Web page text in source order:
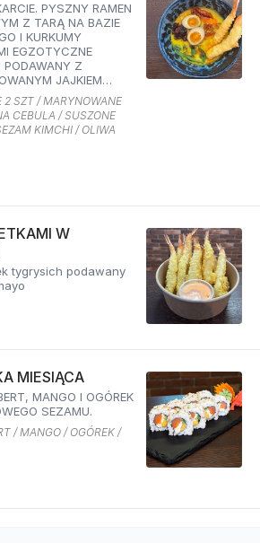
PYSZNY RAMEN
Z TARĄ NA BAZIE
I KURKUMY
EGZOTYCZNE
PODAWANY Z
JAJKIEM
CEBULKĄ,
POMIDORAMI ORAZ
I OLIWĄ
2 SZT / MARYNOWANE
CEBULA / SUSZONE
KIMCHI / OLIWA
W
tygrysich podawany
MIESIĄCA
MANGO I OGÓREK
SEZAMU.
/ MANGO / OGÓREK /